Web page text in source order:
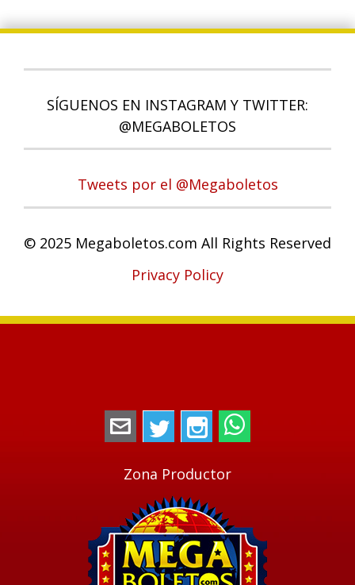
SÍGUENOS EN INSTAGRAM Y TWITTER:
@MEGABOLETOS
Tweets por el @Megaboletos
© 2025 Megaboletos.com All Rights Reserved
Privacy Policy
megaboletos@gmail.com
TwitterInstagram
Zona Productor